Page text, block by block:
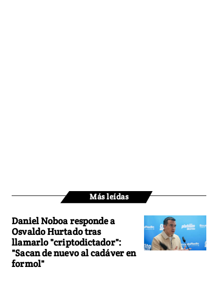
Más leídas
Daniel Noboa responde a
Osvaldo Hurtado tras
llamarlo "criptodictador":
"Sacan de nuevo al cadáver en
formol"